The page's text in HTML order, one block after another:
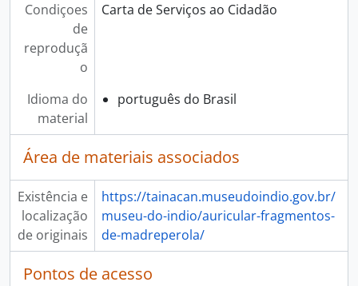
Condiçoes
de
reproduçã
o
Carta de Serviços ao Cidadão
Idioma do
material
português do Brasil
Área de materiais associados
Existência e
localização
de originais
https://tainacan.museudoindio.gov.br/
museu-do-indio/auricular-fragmentos-
de-madreperola/
Pontos de acesso